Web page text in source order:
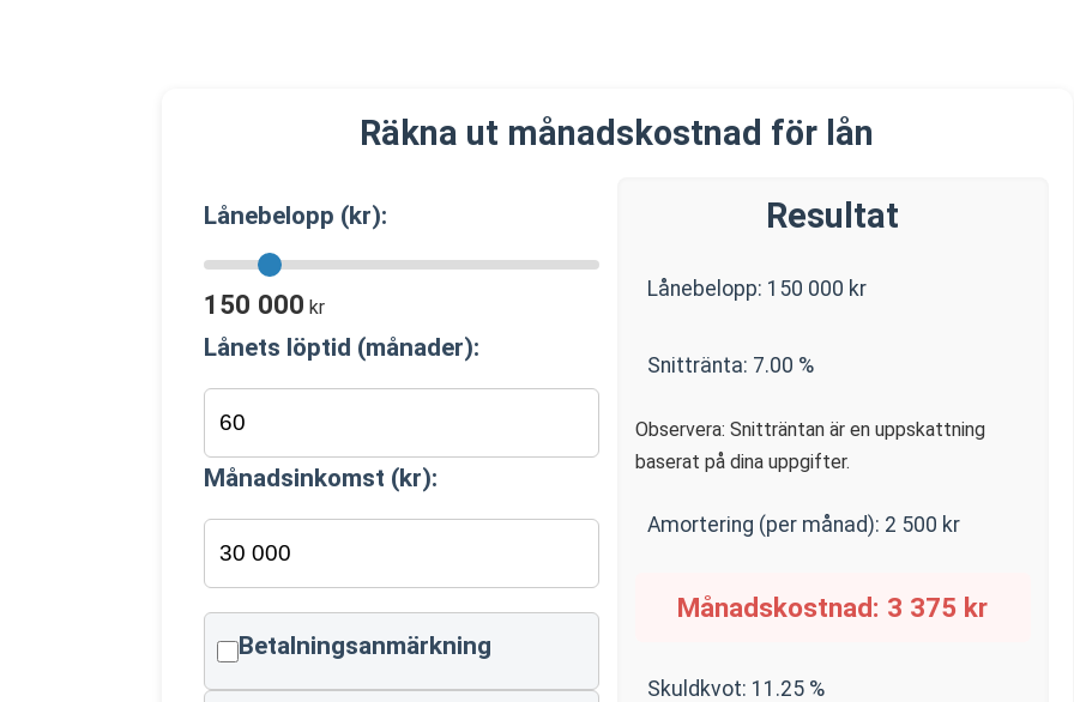
Räkna ut månadskostnad för lån
Lånebelopp (kr):
150 000 kr
Lånets löptid (månader):
Månadsinkomst (kr):
Betalningsanmärkning
Resultat
Lånebelopp: 150 000 kr
Snittränta: 7.00 %
Observera: Snitträntan är en uppskattning
baserat på dina uppgifter.
Amortering (per månad): 2 500 kr
Månadskostnad: 3 375 kr
Skuldkvot: 11.25%